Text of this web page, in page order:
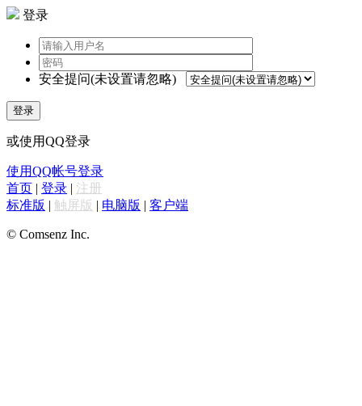
登录
安全提问(未设置请忽略)
登录
或使用QQ登录
使用QQ帐号登录
首页 | 登录 | 注册
标准版 | 触屏版 | 电脑版 | 客户端
© Comsenz Inc.